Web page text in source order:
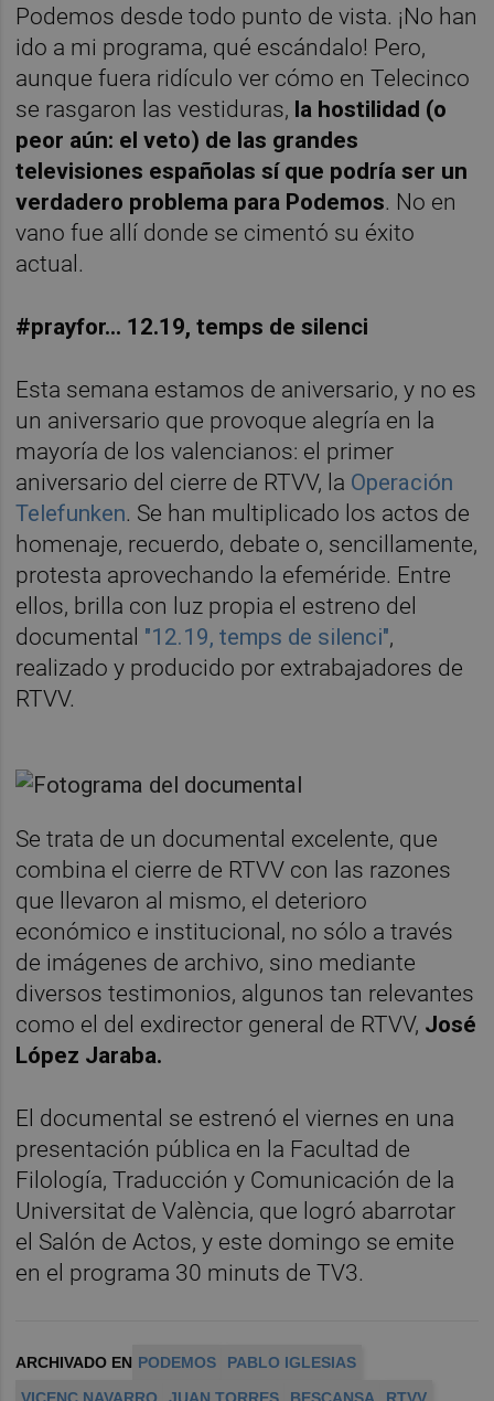
Podemos desde todo punto de vista. ¡No han
ido a mi programa, qué escándalo! Pero,
aunque fuera ridículo ver cómo en Telecinco
se rasgaron las vestiduras, la hostilidad (o
peor aún: el veto) de las grandes
televisiones españolas sí que podría ser un
verdadero problema para Podemos. No en
vano fue allí donde se cimentó su éxito
actual.
#prayfor... 12.19, temps de silenci
Esta semana estamos de aniversario, y no es
un aniversario que provoque alegría en la
mayoría de los valencianos: el primer
aniversario del cierre de RTVV, la Operación
Telefunken. Se han multiplicado los actos de
homenaje, recuerdo, debate o, sencillamente,
protesta aprovechando la efeméride. Entre
ellos, brilla con luz propia el estreno del
documental "12.19, temps de silenci",
realizado y producido por extrabajadores de
RTVV.
Se trata de un documental excelente, que
combina el cierre de RTVV con las razones
que llevaron al mismo, el deterioro
económico e institucional, no sólo a través
de imágenes de archivo, sino mediante
diversos testimonios, algunos tan relevantes
como el del exdirector general de RTVV, José
López Jaraba.
El documental se estrenó el viernes en una
presentación pública en la Facultad de
Filología, Traducción y Comunicación de la
Universitat de València, que logró abarrotar
el Salón de Actos, y este domingo se emite
en el programa 30 minuts de TV3.
ARCHIVADO EN PODEMOS
PABLO IGLESIAS